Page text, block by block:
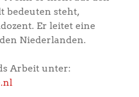
bedeuten steht,
Er leitet eine
Niederlanden.
Arbeit unter: